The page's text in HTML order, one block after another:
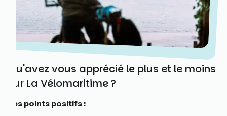
Qu'avez vous apprécié le plus et le moins
sur La Vélomaritime ?
Les points positifs :